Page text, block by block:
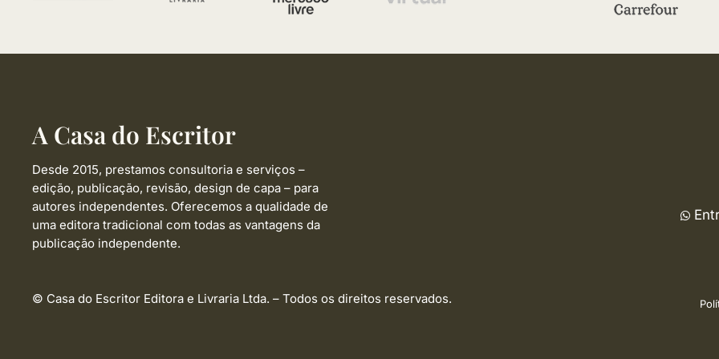
A Casa do Escritor
Desde 2015, prestamos consultoria e serviços –
edição, publicação, revisão, design de capa – para
autores independentes. Oferecemos a qualidade de
uma editora tradicional com todas as vantagens da
publicação independente.
© Casa do Escritor Editora e Livraria Ltda. – Todos os direitos reservados.